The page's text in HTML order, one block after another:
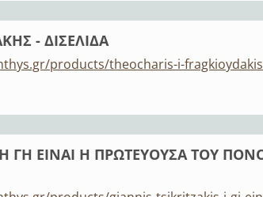
- ΔΙΣΕΛΙΔΑ
products/theocharis-i-
ΓΗ ΕΙΝΑΙ Η ΠΡΩΤΕΥΟΥΣΑ ΤΟΥ